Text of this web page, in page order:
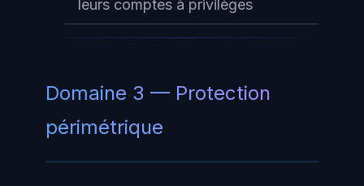
leurs comptes à privilèges
Domaine 3 — Protection
périmétrique